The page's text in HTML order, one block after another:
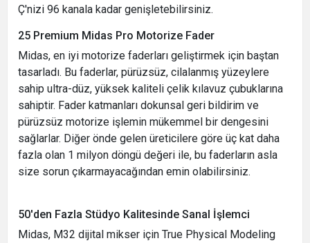
Ç'nizi 96 kanala kadar genişletebilirsiniz.
25 Premium Midas Pro Motorize Fader
Midas, en iyi motorize faderları geliştirmek için baştan
tasarladı. Bu faderlar, pürüzsüz, cilalanmış yüzeylere
sahip ultra-düz, yüksek kaliteli çelik kılavuz çubuklarına
sahiptir. Fader katmanları dokunsal geri bildirim ve
pürüzsüz motorize işlemin mükemmel bir dengesini
sağlarlar. Diğer önde gelen üreticilere göre üç kat daha
fazla olan 1 milyon döngü değeri ile, bu faderların asla
size sorun çıkarmayacağından emin olabilirsiniz.
50'den Fazla Stüdyo Kalitesinde Sanal İşlemci
Midas, M32 dijital mikser için True Physical Modeling